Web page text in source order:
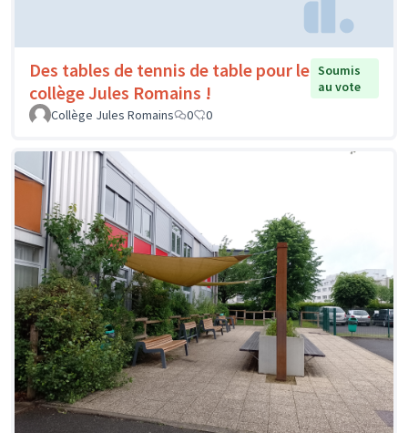
Des tables de tennis de table pour le
collège Jules Romains !
Soumis
au vote
Collège Jules Romains
0 0